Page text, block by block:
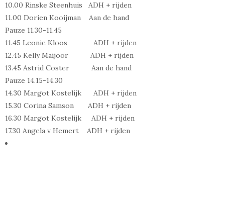
10.00 Rinske Steenhuis ADH + rijden
11.00 Dorien Kooijman Aan de hand
Pauze 11.30-11.45
11.45 Leonie Kloos ADH + rijden
12.45 Kelly Maijoor ADH + rijden
13.45 Astrid Coster Aan de hand
Pauze 14.15-14.30
14.30 Margot Kostelijk ADH + rijden
15.30 Corina Samson ADH + rijden
16.30 Margot Kostelijk ADH + rijden
17.30 Angela v Hemert ADH + rijden